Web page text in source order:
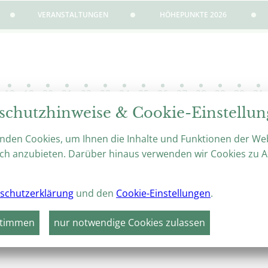
VERANSTALTUNGEN HÖHEPUNKTE 2026
18 19 20 21 22 23 24 25 26
Mi
27 28 29 30 31
GROSSE OUTDOOR-
OSARIUM
& Cookie-
Cookies, um Ihnen die Inhalte und Funktionen der
anzubieten. Darüber hinaus verwenden wir Cookies zu
und den Cookie-Einstellungen.
nur notwendige Cookies zulassen